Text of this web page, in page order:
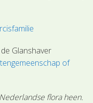
Glanshaver
of
flora heen.